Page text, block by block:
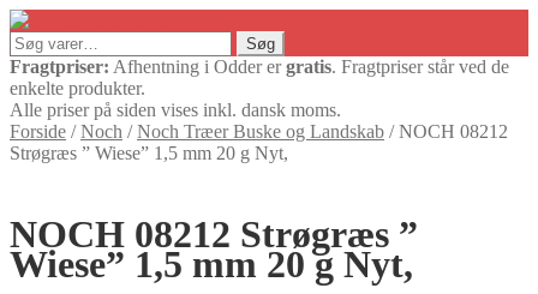
Søg
efter:
Søg
Fragtpriser: Afhentning i Odder ergratis. Fragtpriser står ved de
enkelte produkter.
Alle priser på siden vises inkl. dansk moms.
Forside /Noch /Noch Træer Buske og Landskab /NOCH 08212
Strøgræs ” Wiese” 1,5 mm 20 g Nyt,
NOCH 08212 Strøgræs ”
Wiese” 1,5 mm 20 g Nyt,